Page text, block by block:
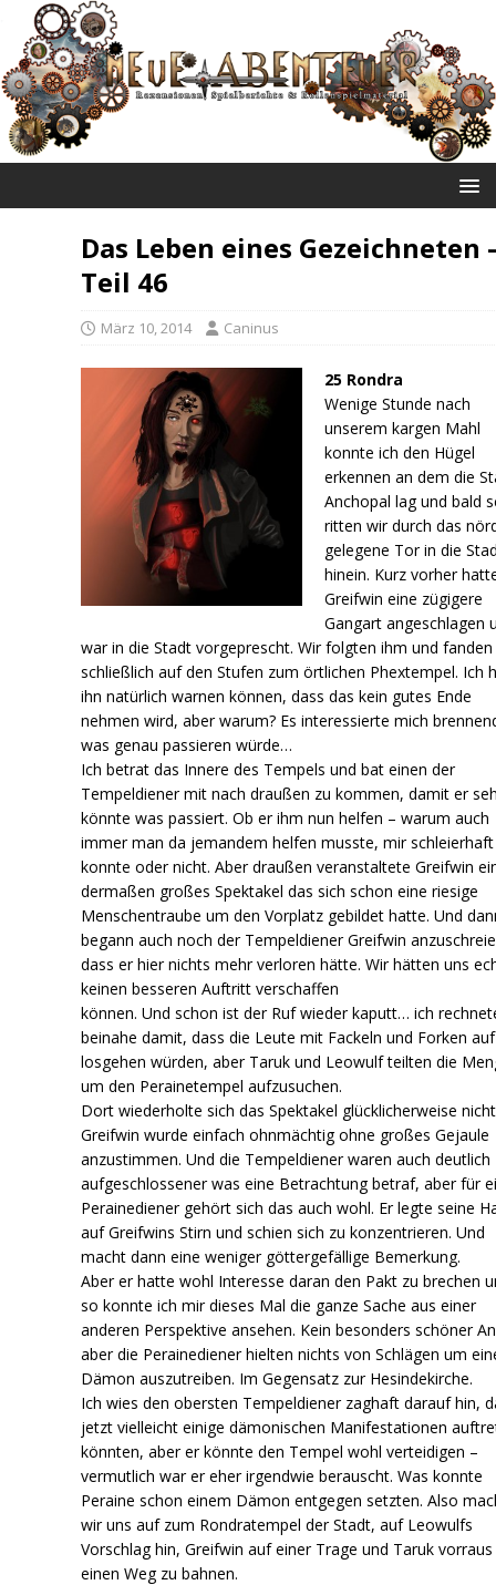
Das Leben eines Gezeichneten
Teil 46
März 10, 2014 Caninus
25 Rondra
Wenige Stunde nach
unserem kargen Mahl
konnte ich den Hügel
erkennen an dem die
Anchopal lag und bald
ritten wir durch das
gelegene Tor in die
hinein. Kurz vorher
Greifwin eine zügigere
Gangart angeschlagen
war in die Stadt vorgeprescht. Wir folgten ihm und fanden
schließlich auf den Stufen zum örtlichen Phextempel. Ich
ihn natürlich warnen können, dass das kein gutes Ende
nehmen wird, aber warum? Es interessierte mich
was genau passieren würde…
Ich betrat das Innere des Tempels und bat einen der
Tempeldiener mit nach draußen zu kommen, damit er
könnte was passiert. Ob er ihm nun helfen – warum auch
immer man da jemandem helfen musste, mir
konnte oder nicht. Aber draußen veranstaltete Greifwin
dermaßen großes Spektakel das sich schon eine riesige
Menschentraube um den Vorplatz gebildet hatte. Und
begann auch noch der Tempeldiener Greifwin
dass er hier nichts mehr verloren hätte. Wir hätten uns
keinen besseren Auftritt verschaffen
können. Und schon ist der Ruf wieder kaputt… ich
beinahe damit, dass die Leute mit Fackeln und Forken
losgehen würden, aber Taruk und Leowulf teilten die
um den Perainetempel aufzusuchen.
Dort wiederholte sich das Spektakel glücklicherweise
Greifwin wurde einfach ohnmächtig ohne großes Gejaule
anzustimmen. Und die Tempeldiener waren auch deutlich
aufgeschlossener was eine Betrachtung betraf, aber für
Perainediener gehört sich das auch wohl. Er legte seine
auf Greifwins Stirn und schien sich zu konzentrieren. Und
macht dann eine weniger göttergefällige Bemerkung.
Aber er hatte wohl Interesse daran den Pakt zu brechen
so konnte ich mir dieses Mal die ganze Sache aus einer
anderen Perspektive ansehen. Kein besonders schöner
aber die Perainediener hielten nichts von Schlägen um
Dämon auszutreiben. Im Gegensatz zur Hesindekirche.
Ich wies den obersten Tempeldiener zaghaft darauf hin,
jetzt vielleicht einige dämonischen Manifestationen
könnten, aber er könnte den Tempel wohl verteidigen –
vermutlich war er eher irgendwie berauscht. Was konnte
Peraine schon einem Dämon entgegen setzten. Also
wir uns auf zum Rondratempel der Stadt, auf Leowulfs
Vorschlag hin, Greifwin auf einer Trage und Taruk
einen Weg zu bahnen.